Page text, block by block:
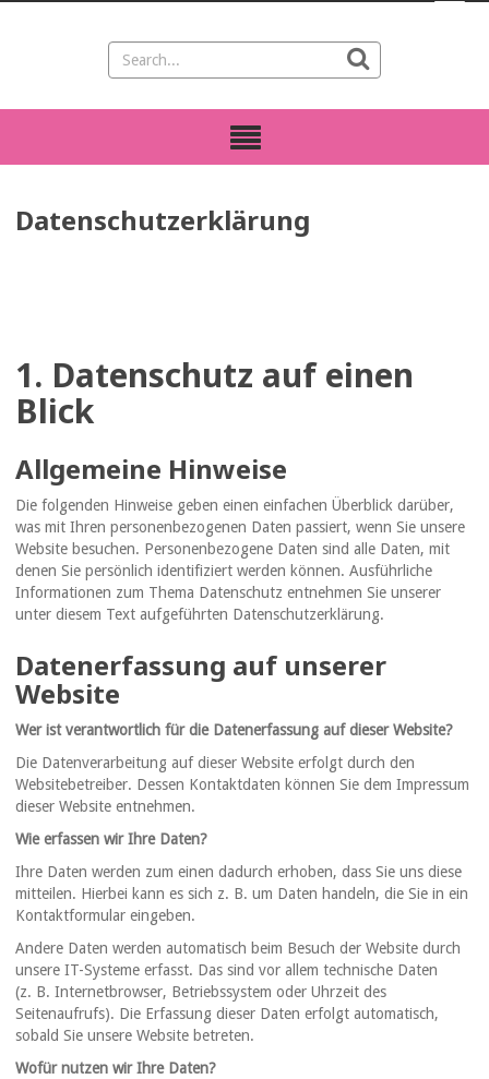
Datenschutzerklärung
1. Datenschutz auf einen
Blick
Allgemeine Hinweise
Die folgenden Hinweise geben einen einfachen Überblick darüber,
was mit Ihren personenbezogenen Daten passiert, wenn Sie unsere
Website besuchen. Personenbezogene Daten sind alle Daten, mit
denen Sie persönlich identifiziert werden können. Ausführliche
Informationen zum Thema Datenschutz entnehmen Sie unserer
unter diesem Text aufgeführten Datenschutzerklärung.
Datenerfassung auf unserer
Website
Wer ist verantwortlich für die Datenerfassung auf dieser Website?
Die Datenverarbeitung auf dieser Website erfolgt durch den
Websitebetreiber. Dessen Kontaktdaten können Sie dem Impressum
dieser Website entnehmen.
Wie erfassen wir Ihre Daten?
Ihre Daten werden zum einen dadurch erhoben, dass Sie uns diese
mitteilen. Hierbei kann es sich z. B. um Daten handeln, die Sie in ein
Kontaktformular eingeben.
Andere Daten werden automatisch beim Besuch der Website durch
unsere IT-Systeme erfasst. Das sind vor allem technische Daten
(z. B. Internetbrowser, Betriebssystem oder Uhrzeit des
Seitenaufrufs). Die Erfassung dieser Daten erfolgt automatisch,
sobald Sie unsere Website betreten.
Wofür nutzen wir Ihre Daten?